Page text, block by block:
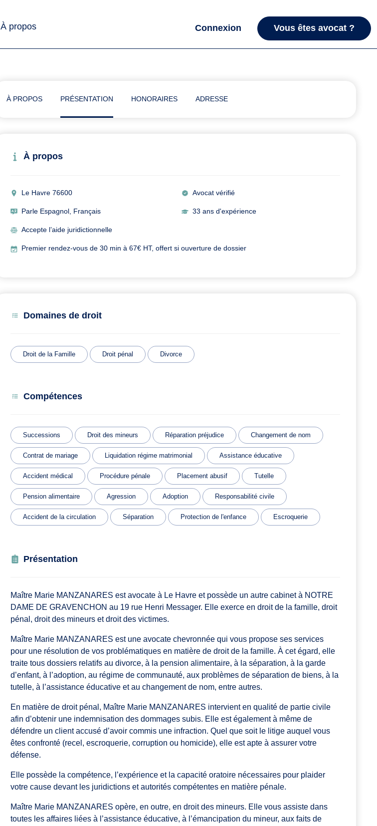
À propos Connexion Vous êtes avocat ?
À PROPOS PRÉSENTATION HONORAIRES ADRESSE
À propos
Le Havre 76600 Avocat vérifié
Parle Espagnol, Français 33 ans d'expérience
Accepte l’aide juridictionnelle
Premier rendez-vous de 30 min à 67€ HT, offert si ouverture de dossier
Domaines de droit
Droit de la Famille Droit pénal Divorce
Compétences
Successions Droit des mineurs Réparation préjudice Changement de nom
Contrat de mariage Liquidation régime matrimonial Assistance éducative
Accident médical Procédure pénale Placement abusif Tutelle
Pension alimentaire Agression Adoption Responsabilité civile
Accident de la circulation Séparation Protection de l'enfance Escroquerie
Présentation
Maître Marie MANZANARES est avocate à Le Havre et possède un autre cabinet à NOTRE
DAME DE GRAVENCHON au 19 rue Henri Messager. Elle exerce en droit de la famille, droit
pénal, droit des mineurs et droit des victimes.
Maître Marie MANZANARES est une avocate chevronnée qui vous propose ses services
pour une résolution de vos problématiques en matière de droit de la famille. À cet égard, elle
traite tous dossiers relatifs au divorce, à la pension alimentaire, à la séparation, à la garde
d’enfant, à l’adoption, au régime de communauté, aux problèmes de séparation de biens, à la
tutelle, à l’assistance éducative et au changement de nom, entre autres.
En matière de droit pénal, Maître Marie MANZANARES intervient en qualité de partie civile
afin d’obtenir une indemnisation des dommages subis. Elle est également à même de
défendre un client accusé d’avoir commis une infraction. Quel que soit le litige auquel vous
êtes confronté (recel, escroquerie, corruption ou homicide), elle est apte à assurer votre
défense.
Elle possède la compétence, l’expérience et la capacité oratoire nécessaires pour plaider
votre cause devant les juridictions et autorités compétentes en matière pénale.
Maître Marie MANZANARES opère, en outre, en droit des mineurs. Elle vous assiste dans
toutes les affaires liées à l’assistance éducative, à l’émancipation du mineur, aux faits de